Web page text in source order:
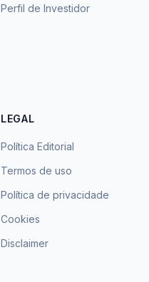
Perfil de Investidor
LEGAL
Política Editorial
Termos de uso
Política de privacidade
Cookies
Disclaimer